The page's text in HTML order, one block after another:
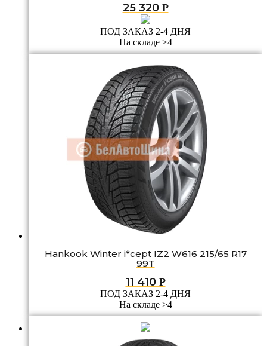
25 320 Р
ПОД ЗАКАЗ 2-4 ДНЯ
На складе >4
Hankook Winter i*cept IZ2 W616 215/65 R17
99T
11 410 Р
ПОД ЗАКАЗ 2-4 ДНЯ
На складе >4